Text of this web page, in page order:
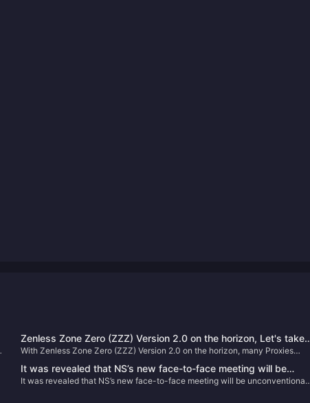
Zenless Zone Zero (ZZZ) Version 2.0 on the horizon, Let's take
a look back at the standout characters from Versions 1.0 to 1.7
With Zenless Zone Zero (ZZZ) Version 2.0 on the horizon, many Proxies
standout characters from Versions 1.0 to 1.7—did you train these "meta-
defining" agents?
It was revealed that NS’s new face-to-face meeting will be
unconventional, but will be a third-party partner conference.
It was revealed that NS’s new face-to-face meeting will be unconventional,